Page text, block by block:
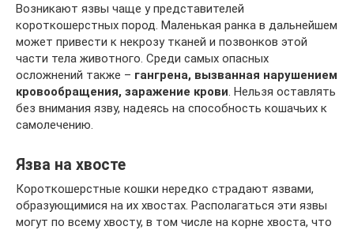
Возникают язвы чаще у представителей
короткошерстных пород. Маленькая ранка в дальнейшем
может привести к некрозу тканей и позвонков этой
части тела животного. Среди самых опасных
осложнений также – гангрена, вызванная нарушением
кровообращения, заражение крови. Нельзя оставлять
без внимания язву, надеясь на способность кошачьих к
самолечению.
Язва на хвосте
Короткошерстные кошки нередко страдают язвами,
образующимися на их хвостах. Располагаться эти язвы
могут по всему хвосту, в том числе на корне хвоста, что